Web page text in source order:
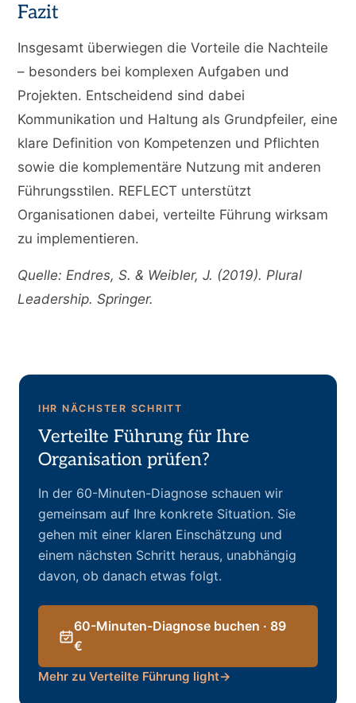
Fazit
Insgesamt überwiegen die Vorteile die Nachteile
– besonders bei komplexen Aufgaben und
Projekten. Entscheidend sind dabei
Kommunikation und Haltung als Grundpfeiler, eine
klare Definition von Kompetenzen und Pflichten
sowie die komplementäre Nutzung mit anderen
Führungsstilen. REFLECT unterstützt
Organisationen dabei, verteilte Führung wirksam
zu implementieren.
Quelle: Endres, S. & Weibler, J. (2019). Plural
Leadership. Springer.
IHR NÄCHSTER SCHRITT
Verteilte Führung für Ihre
Organisation prüfen?
In der 60-Minuten-Diagnose schauen wir
gemeinsam auf Ihre konkrete Situation. Sie
gehen mit einer klaren Einschätzung und
einem nächsten Schritt heraus, unabhängig
davon, ob danach etwas folgt.
60-Minuten-Diagnose buchen · 89
€
Mehr zu Verteilte Führung light→